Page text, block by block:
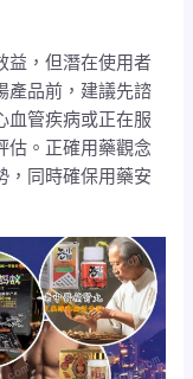
益，但潛在使用者
產品前，建議先諮
血管疾病或正在服
估。正確用藥觀念
，同時確保用藥安